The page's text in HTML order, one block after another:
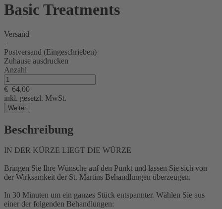
Basic Treatments
Versand
-
Postversand (Eingeschrieben)
Zuhause ausdrucken
Anzahl
€ 64,00
inkl. gesetzl. MwSt.
Weiter
Beschreibung
IN DER KÜRZE LIEGT DIE WÜRZE
Bringen Sie Ihre Wünsche auf den Punkt und lassen Sie sich von
der Wirksamkeit der St. Martins Behandlungen überzeugen.
In 30 Minuten um ein ganzes Stück entspannter. Wählen Sie aus
einer der folgenden Behandlungen: